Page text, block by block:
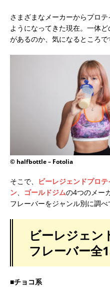
さまざまなメーカーからプロ
ようになってきた現在。一体
があるのか、気になるところで
© halfbottle – Fotolia
そこで、 ビーレジェンドプロテ
ン、 ゴールドジムの4つのメー
フレーバーをジャンル別に調べ
ビーレジェン
フレーバー全
■チョコ系